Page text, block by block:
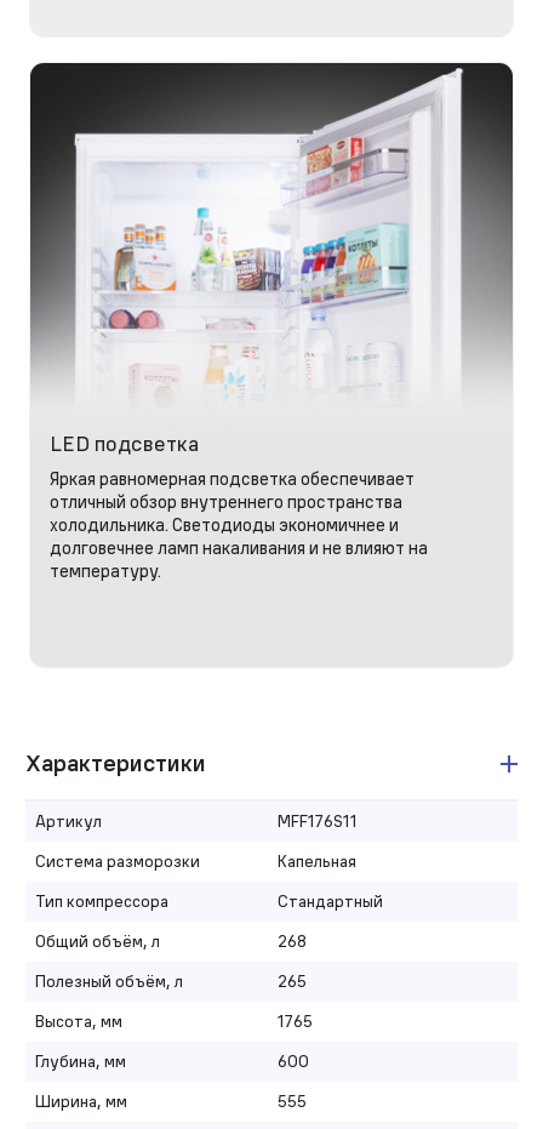
LED подсветка
Яркая равномерная подсветка обеспечивает
отличный обзор внутреннего пространства
холодильника. Светодиоды экономичнее и
долговечнее ламп накаливания и не влияют на
температуру.
Характеристики
Артикул
MFF176S11
Система разморозки
Капельная
Тип компрессора
Стандартный
Общий объём, л
268
Полезный объём, л
265
Высота, мм
1765
Глубина, мм
600
Ширина, мм
555